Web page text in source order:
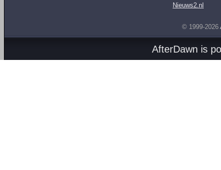
Nieuws2.nl
© 1999-2026
AfterDawn is